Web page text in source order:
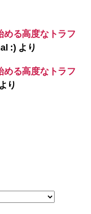
る高度なトラフ
:) より
る高度なトラフ
り